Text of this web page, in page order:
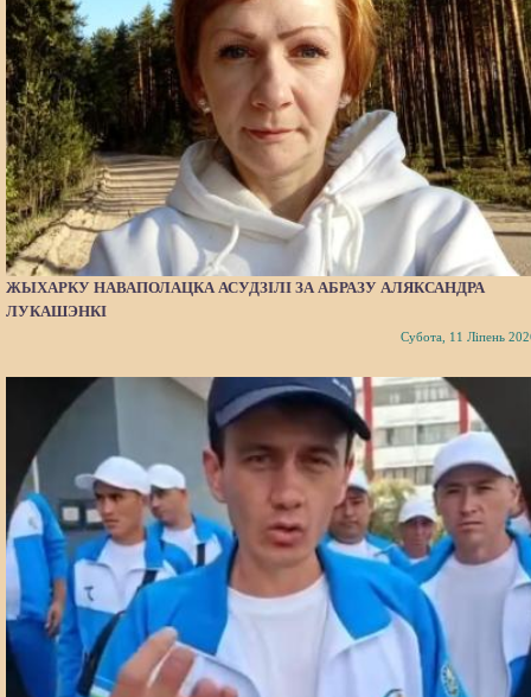
ЖЫХАРКУ НАВАПОЛАЦКА АСУДЗІЛІ ЗА АБРАЗУ АЛЯКСАНДРА
ЛУКАШЭНКІ
Субота, 11 Ліпень